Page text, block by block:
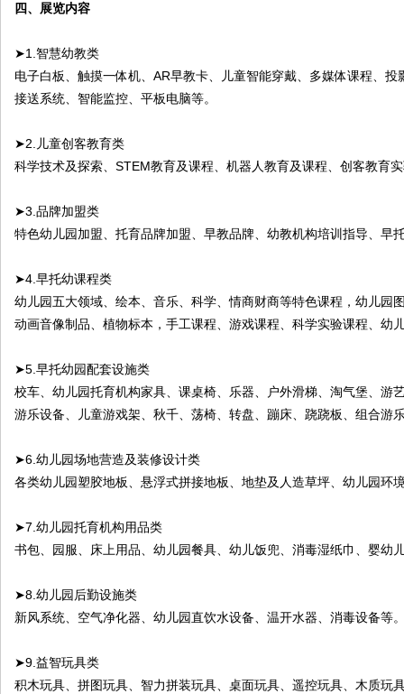
四、展览内容
➤1.智慧幼教类
电子白板、触摸一体机、AR早教卡、儿童智能穿戴、多媒体课程、
接送系统、智能监控、平板电脑等。
➤2.儿童创客教育类
科学技术及探索、STEM教育及课程、机器人教育及课程、创客教育
➤3.品牌加盟类
特色幼儿园加盟、托育品牌加盟、早教品牌、幼教机构培训指导、早
➤4.早托幼课程类
幼儿园五大领域、绘本、音乐、科学、情商财商等特色课程，幼儿园
动画音像制品、植物标本，手工课程、游戏课程、科学实验课程、幼
➤5.早托幼园配套设施类
校车、幼儿园托育机构家具、课桌椅、乐器、户外滑梯、淘气堡、游
游乐设备、儿童游戏架、秋千、荡椅、转盘、蹦床、跷跷板、组合游
➤6.幼儿园场地营造及装修设计类
各类幼儿园塑胶地板、悬浮式拼接地板、地垫及人造草坪、幼儿园环
➤7.幼儿园托育机构用品类
书包、园服、床上用品、幼儿园餐具、幼儿饭兜、消毒湿纸巾、婴幼
➤8.幼儿园后勤设施类
新风系统、空气净化器、幼儿园直饮水设备、温开水器、消毒设备等
➤9.益智玩具类
积木玩具、拼图玩具、智力拼装玩具、桌面玩具、遥控玩具、木质玩